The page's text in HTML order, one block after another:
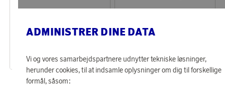
Optjen 667 point
667 kr
Optjen 667 point
eller 667 kr
ADMINISTRER DINE DATA
Vi og vores samarbejdspartnere udnytter tekniske løsninger,
herunder cookies, til at indsamle oplysninger om dig til forskellige
formål, såsom: